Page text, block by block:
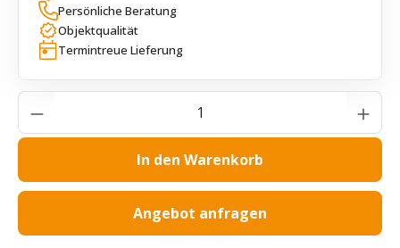
Persönliche Beratung
Objektqualität
Termintreue Lieferung
Produkt Anzahl: Gib den gewünschten
In den Warenkorb
Angebot anfragen